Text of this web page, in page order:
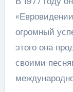
огромный
этого она
своими